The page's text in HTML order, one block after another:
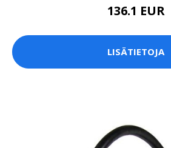
136.1 EUR
LISÄTIETOJA